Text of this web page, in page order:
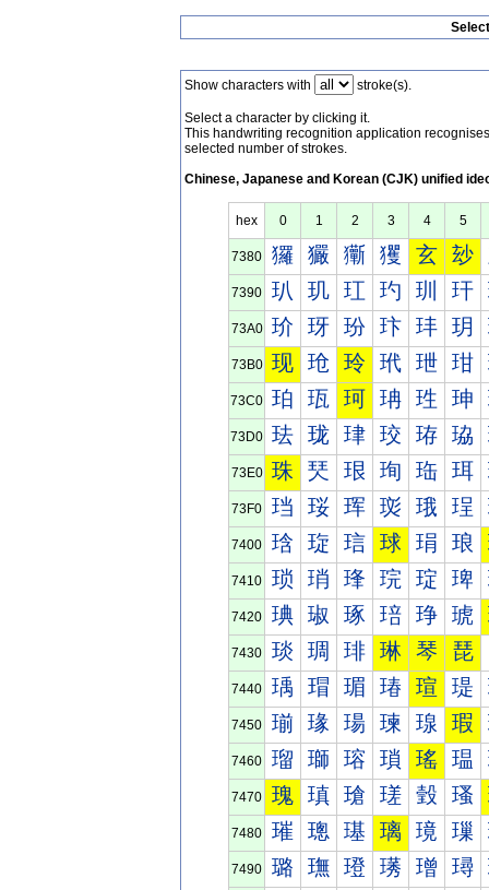
Show characters with stroke(s).
Select a character by clicking it.
This handwriting recognition application
selected number of strokes.
Chinese, Japanese and Korean (CJK) unified
hex 0 1 2 3 4 5
7380 玀 玁 玂 玃 玄 玅
7390 玐 玑 玒 玓 玔 玕
73A0 玠 玡 玢 玣 玤 玥
73B0 现 玱 玲 玳 玴 玵
73C0 珀 珁 珂 珃 珄 珅
73D0 珐 珑 珒 珓 珔 珕
73E0 珠 珡 珢 珣 珤 珥
73F0 珰 珱 珲 珳 珴 珵
7400 琀 琁 琂 球 琄 琅
7410 琐 琑 琒 琓 琔 琕
7420 琠 琡 琢 琣 琤 琥
7430 琰 琱 琲 琳 琴 琵
7440 瑀 瑁 瑂 瑃 瑄 瑅
7450 瑐 瑑 瑒 瑓 瑔 瑕
7460 瑠 瑡 瑢 瑣 瑤 瑥
7470 瑰 瑱 瑲 瑳 瑴 瑵
7480 璀 璁 璂 璃 璄 璅
7490 璐 璑 璒 璓 璔 璕